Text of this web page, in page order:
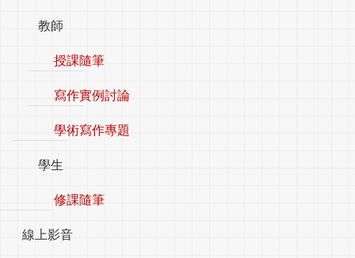
教師
授課隨筆
寫作實例討論
學術寫作專題
學生
修課隨筆
線上影音